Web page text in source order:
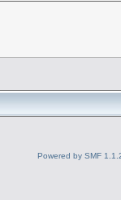
Powered by SMF